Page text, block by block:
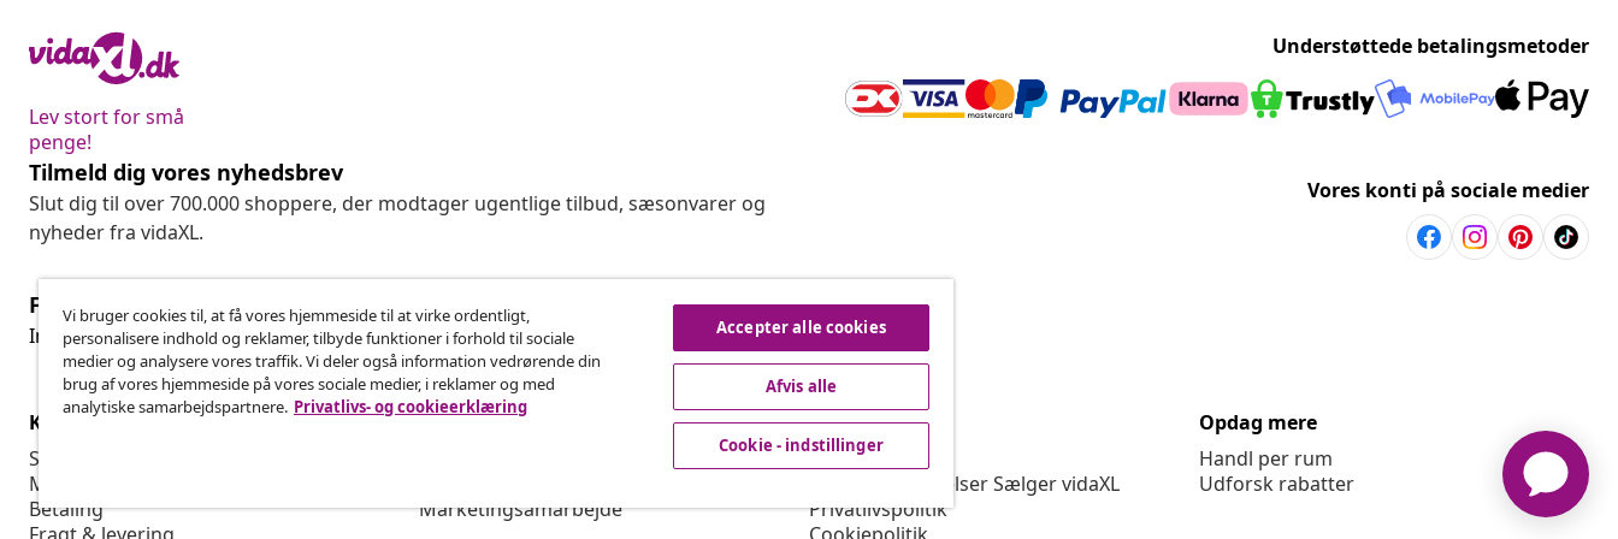
Lev stort for små
penge!
Understøttede betalingsmetoder
Tilmeld dig vores nyhedsbrev
Slut dig til over 700.000 shoppere, der modtager ugentlige tilbud, sæsonvarer og
nyheder fra vidaXL.
Vores konti på sociale medier
Fortryd køb
Indsend en anmodning om at fortryde din ordre.
Fortryd køb
Kundeservice
Spor din ordre
Min konto
Betaling
Virksomhed
Marketingsamarbejde
vidaXL
Om vidaXL
Vilkår & betingelser Sælger vidaXL
Privatlivspolitik
Opdag mere
Handl per rum
Udforsk rabatter
Vi bruger cookies til, at få vores hjemmeside til at virke ordentligt,
personalisere indhold og reklamer, tilbyde funktioner i forhold til sociale
medier og analysere vores traffik. Vi deler også information vedrørende din
brug af vores hjemmeside på vores sociale medier, i reklamer og med
analytiske samarbejdspartnere. Privatlivs- og cookieerklæring
Accepter alle cookies
Afvis alle
Cookie - indstillinger